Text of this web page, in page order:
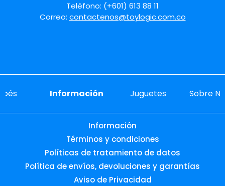
Teléfono: (+601) 613 88 11
Correo: contactenos@toylogic.com.co
Información Juguetes Sobre
Información
Términos y condiciones
Políticas de tratamiento de datos
Política de envíos, devoluciones y garantías
Aviso de Privacidad